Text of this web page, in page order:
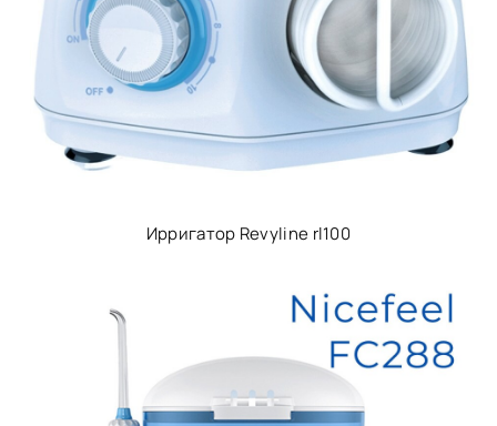
Ирригатор Revyline rl100